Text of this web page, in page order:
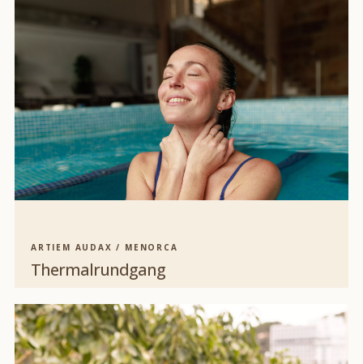
ARTIEM AUDAX / MENORCA
Thermalrundgang